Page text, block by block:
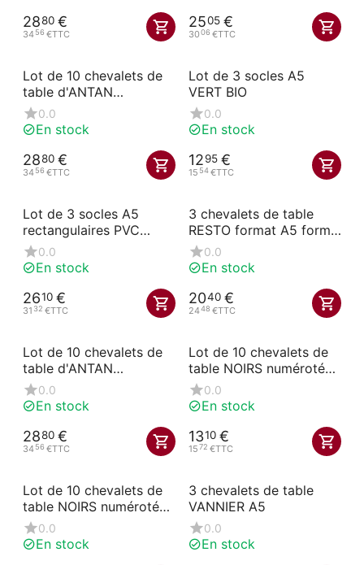
2880 €
3456 €TTC
2505 €
3006 €TTC
Lot de 10 chevalets de
table d'ANTAN
numérotés 41-50
0.0
En stock
2880 €
3456 €TTC
Lot de 3 socles A5
VERT BIO
0.0
En stock
1295 €
15 54€TTC
Lot de 3 socles A5
rectangulaires PVC
expansé 19 mm noir
0.0
En stock
2610 €
31 32 €TTC
3 chevalets de table
RESTO format A5 forme
V 0.0
En stock
2040 €
2448 €TTC
Lot de 10 chevalets de
table d'ANTAN
numérotés 31-40
0.0
En stock
2880 €
3456 €TTC
Lot de 10 chevalets de
table NOIRS numérotés
11-20
0.0
En stock
1310 €
1572 €TTC
Lot de 10 chevalets de
table NOIRS numérotés
31-40
0.0
En stock
3 chevalets de table
VANNIER A5
0.0
En stock